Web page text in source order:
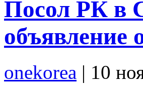
Посол РК в
объявление
onekorea | 10